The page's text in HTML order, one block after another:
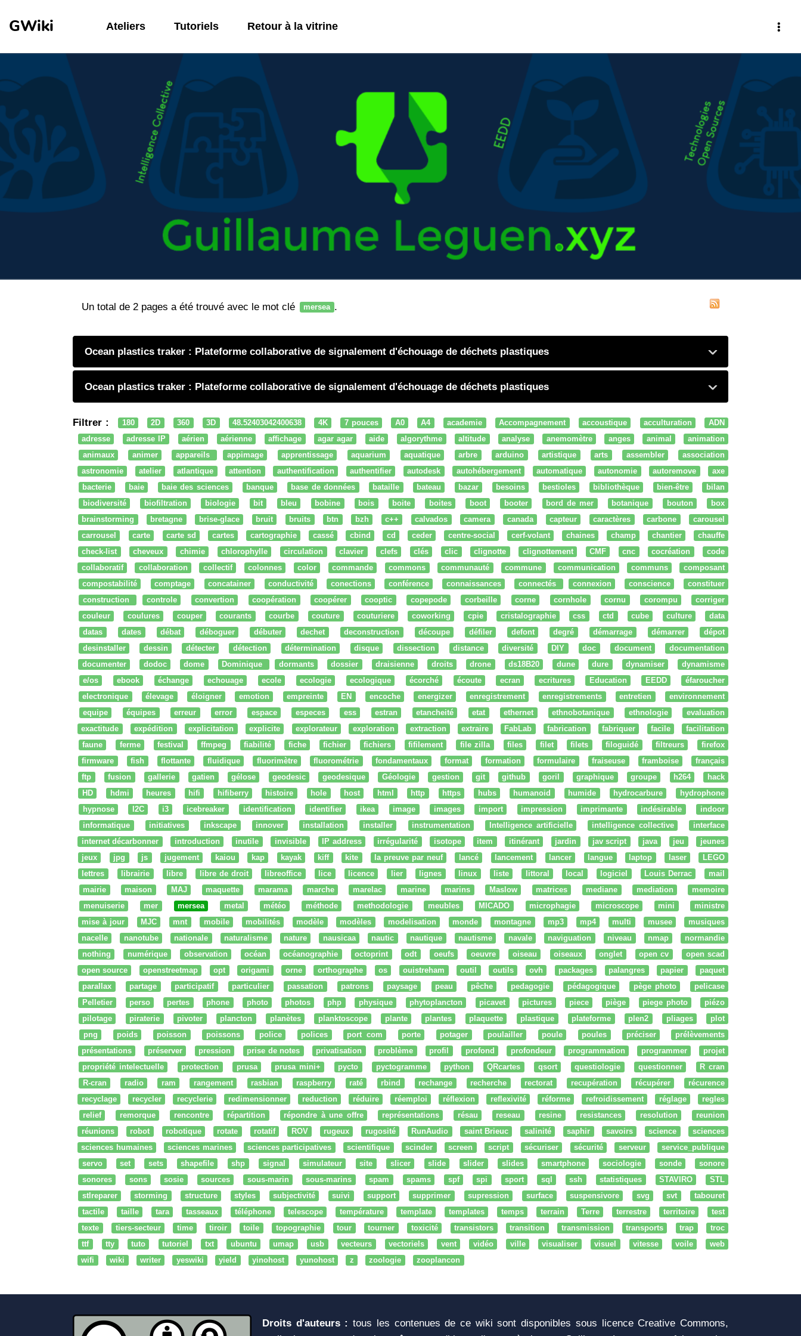
GWiki Ateliers Tutoriels Retour à la vitrine
Un total de 2 pages a été trouvé avec le mot clé mersea .
Ocean plastics traker : Plateforme collaborative de signalement d'échouage de déchets plastiques
Ocean plastics traker : Plateforme collaborative de signalement d'échouage de déchets plastiques
Filtrer : 180 2D 360 3D 48.52403042400638 4K 7 pouces A0 A4 academie Accompagnement accoustique acculturation
ADN
adresse
adresse IP aérien aérienne affichage agar agar aide algorythme altitude analyse anemomètre anges animal
animation
animaux
animer appareils appimage apprentissage aquarium aquatique arbre arduino artistique arts assembler
association
astronomie
atelier atlantique attention authentification authentifier autodesk autohébergement automatique autonomie autoremove
axe
bacterie
baie baie des sciences banque base de données bataille bateau bazar besoins bestioles bibliothèque bien-être
bilan
biodiversité
biofiltration biologie bit bleu bobine bois boite boites boot booter bord de mer botanique bouton
box
brainstorming
bretagne brise-glace bruit bruits btn bzh c++ calvados camera canada capteur caractères carbone
carousel
carrousel
carte carte sd cartes cartographie cassé cbind cd ceder centre-social cerf-volant chaines champ chantier
chauffe
check-list
cheveux chimie chlorophylle circulation clavier clefs clés clic clignotte clignottement CMF cnc cocréation
code
collaboratif
collaboration collectif colonnes color commande commons communauté commune communication communs
composant
compostabilité
comptage concatainer conductivité conections conférence connaissances connectés connexion conscience
constituer
construction
controle convertion coopération coopérer cooptic copepode corbeille corne cornhole cornu corompu
corriger
couleur
coulures couper courants courbe couture couturiere coworking cpie cristalographie css ctd cube culture
data
datas
dates débat déboguer débuter dechet deconstruction découpe défiler defont degré démarrage démarrer
dépot
desinstaller
dessin détecter détection détermination disque dissection distance diversité DIY doc document
documentation
documenter
dodoc dome Dominique dormants dossier draisienne droits drone ds18B20 dune dure dynamiser
dynamisme
e/os
ebook échange echouage ecole ecologie ecologique écorché écoute ecran ecritures Education EEDD
éfaroucher
electronique
élevage éloigner emotion empreinte EN encoche energizer enregistrement enregistrements entretien
environnement
equipe
équipes erreur error espace especes ess estran etancheité etat ethernet ethnobotanique ethnologie
evaluation
exactitude
expédition explicitation explicite explorateur exploration extraction extraire FabLab fabrication fabriquer facile
facilitation
faune
ferme festival ffmpeg fiabilité fiche fichier fichiers fifilement file zilla files filet filets filoguidé filtreurs
firefox
firmware
fish flottante fluidique fluorimètre fluorométrie fondamentaux format formation formulaire fraiseuse framboise
français
ftp
fusion gallerie gatien gélose geodesic geodesique Géologie gestion git github goril graphique groupe h264
hack
HD
hdmi heures hifi hifiberry histoire hole host html http https hubs humanoid humide hydrocarbure
hydrophone
hypnose
I2C i3 icebreaker identification identifier ikea image images import impression imprimante indésirable
indoor
informatique
initiatives inkscape innover installation installer instrumentation Intelligence artificielle intelligence collective
interface
internet décarbonner
introduction inutile invisible IP address irrégularité isotope item itinérant jardin jav script java jeu
jeunes
jeux
jpg js jugement kaiou kap kayak kiff kite la preuve par neuf lancé lancement lancer langue laptop laser
LEGO
lettres
librairie libre libre de droit libreoffice lice licence lier lignes linux liste littoral local logiciel Louis Derrac
mail
mairie
maison MAJ maquette marama marche marelac marine marins Maslow matrices mediane mediation
memoire
menuiserie
mer mersea metal météo méthode methodologie meubles MICADO microphagie microscope mini
ministre
mise à jour
MJC mnt mobile mobilités modèle modèles modelisation monde montagne mp3 mp4 multi musee
musiques
nacelle
nanotube nationale naturalisme nature nausicaa nautic nautique nautisme navale naviguation niveau nmap
normandie
nothing
numérique observation océan océanographie octoprint odt oeufs oeuvre oiseau oiseaux onglet open cv
open scad
open source
openstreetmap opt origami orne orthographe os ouistreham outil outils ovh packages palangres papier
paquet
parallax
partage participatif particulier passation patrons paysage peau pêche pedagogie pédagogique pège photo
pelicase
Pelletier
perso pertes phone photo photos php physique phytoplancton picavet pictures piece piège piege photo
piézo
pilotage
piraterie pivoter plancton planètes planktoscope plante plantes plaquette plastique plateforme plen2 pliages
plot
png
poids poisson poissons police polices port com porte potager poulailler poule poules préciser
prélèvements
présentations
préserver pression prise de notes privatisation problème profil profond profondeur programmation programmer
projet
propriété intelectuelle
protection prusa prusa mini+ pycto pyctogramme python QRcartes qsort questiologie questionner
R cran
R-cran
radio ram rangement rasbian raspberry raté rbind rechange recherche rectorat recupération récupérer
récurence
recyclage
recycler recyclerie redimensionner reduction réduire réemploi réflexion reflexivité réforme refroidissement réglage
regles
relief
remorque rencontre répartition répondre à une offre représentations résau reseau resine resistances resolution
reunion
réunions
robot robotique rotate rotatif ROV rugeux rugosité RunAudio saint Brieuc salinité saphir savoirs science
sciences
sciences humaines
sciences marines sciences participatives scientifique scinder screen script sécuriser sécurité serveur
service_publique
servo
set sets shapefile shp signal simulateur site slicer slide slider slides smartphone sociologie sonde
sonore
sonores
sons sosie sources sous-marin sous-marins spam spams spf spi sport sql ssh statistiques STAVIRO
STL
stlreparer
storming structure styles subjectivité suivi support supprimer supression surface suspensivore svg svt
tabouret
tactile
taille tara tasseaux téléphone telescope température template templates temps terrain Terre terrestre territoire
test
texte
tiers-secteur time tiroir toile topographie tour tourner toxicité transistors transition transmission transports trap
troc
ttf
tty tuto tutoriel txt ubuntu umap usb vecteurs vectoriels vent vidéo ville visualiser visuel vitesse voile
web
wifi
wiki writer yeswiki yield yinohost yunohost z zoologie zooplancon
Droits d'auteurs : tous les contenues de ce wiki sont disponibles sous licence Creative Commons,